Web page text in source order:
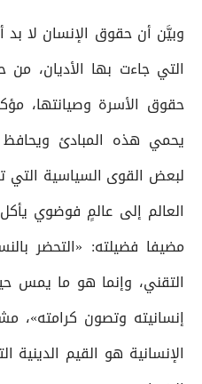
وبيَّن أن حقوق الإنسان لا بد
التي جاءت بها الأديان، من
حقوق الأسرة وصيانتها،
يحمي هذه المبادئ
لبعض القوى السياسية
العالم إلى عالمٍ فوضوي
مضيفا فضيلته: «التحضر
التقني، وإنما هو ما يمس
إنسانيته وتصون كرامته»،
الإنسانية هو القيم